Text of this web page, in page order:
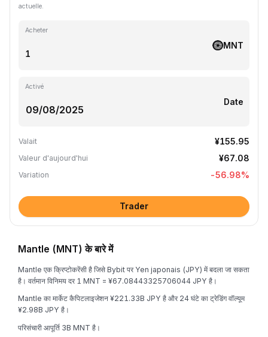
actuelle.
Acheter
MNT
Activé
Date
Valait ¥155.95
Valeur d'aujourd'hui ¥67.08
Variation -56.98%
Trader
Mantle (MNT) के बारे में
Mantle एक क्रिप्टोकरेंसी है जिसे Bybit पर Yen japonais (JPY) में बदला जा सकता
है। वर्तमान विनिमय दर 1 MNT = ¥67.08443325706044 JPY है।
Mantle का मार्केट कैपिटलाइजेशन ¥221.33B JPY है और 24 घंटे का ट्रेडिंग वॉल्यूम
¥2.98B JPY है।
परिसंचारी आपूर्ति 3B MNT है।